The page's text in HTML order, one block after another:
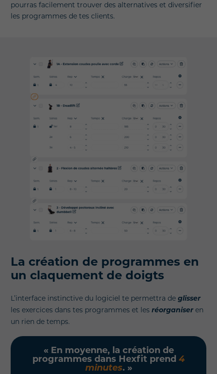
pourras facilement trouver des alternatives et diversifier
les programmes de tes clients.
La création de programmes en
un claquement de doigts
L’interface instinctive du logiciel te permettra deglisser
les exercices dans tes programmes et lesréorganiseren
un rien de temps.
« En moyenne, la création de
programmes dans Hexfit prend 4
minutes. »